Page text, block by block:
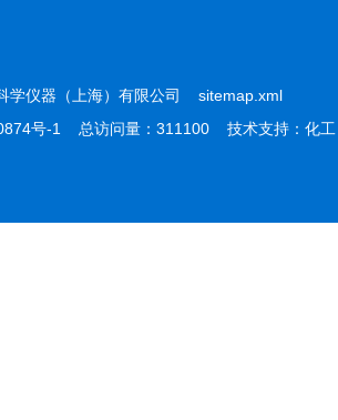
学仪器（上海）有限公司 sitemap.xml
号-1 总访问量：311100 技术支持： 化工